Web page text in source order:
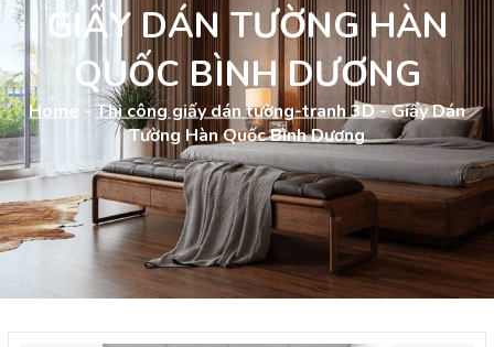
GIẤY DÁN TƯỜNG HÀN
QUỐC BÌNH DƯƠNG
Home -Thi công giấy dán tường-tranh 3D-Giấy Dán
Tường Hàn Quốc Bình Dương